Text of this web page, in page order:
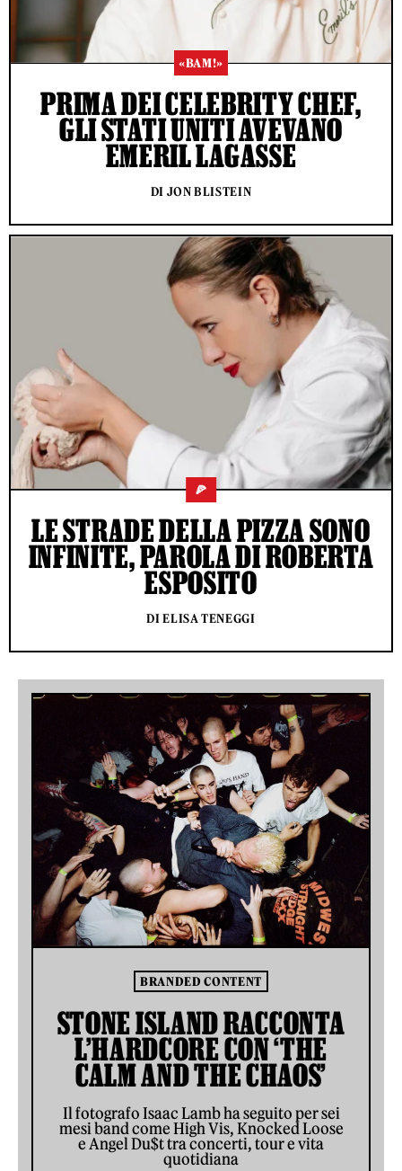
«BAM!»
PRIMA DEI CELEBRITY CHEF,
GLI STATI UNITI AVEVANO
EMERIL LAGASSE
DI JON BLISTEIN
🍕
LE STRADE DELLA PIZZA SONO
INFINITE, PAROLA DI ROBERTA
ESPOSITO
DI ELISA TENEGGI
BRANDED CONTENT
STONE ISLAND RACCONTA
L’HARDCORE CON ‘THE
CALM AND THE CHAOS’
Il fotografo Isaac Lamb ha seguito per sei
mesi band come High Vis, Knocked Loose
e Angel Du$t tra concerti, tour e vita
quotidiana